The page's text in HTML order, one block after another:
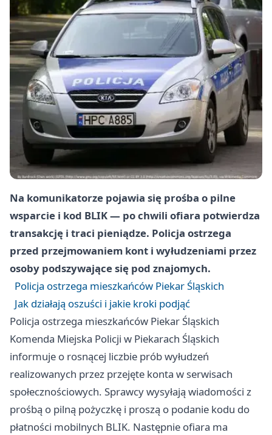
Na komunikatorze pojawia się prośba o pilne
wsparcie i kod BLIK — po chwili ofiara potwierdza
transakcję i traci pieniądze. Policja ostrzega
przed przejmowaniem kont i wyłudzeniami przez
osoby podszywające się pod znajomych.
Policja ostrzega mieszkańców Piekar Śląskich
Jak działają oszuści i jakie kroki podjąć
Policja ostrzega mieszkańców Piekar Śląskich
Komenda Miejska Policji w Piekarach Śląskich
informuje o rosnącej liczbie prób wyłudzeń
realizowanych przez przejęte konta w serwisach
społecznościowych. Sprawcy wysyłają wiadomości z
prośbą o pilną pożyczkę i proszą o podanie kodu do
płatności mobilnych BLIK. Następnie ofiara ma